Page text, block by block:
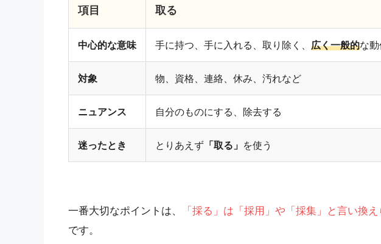
項目 取る
中心的な意味 手に持つ、手に入れる、取り除く、 広く一般的な
対象 物、資格、連絡、休み、汚れなど
ニュアンス 自分のものにする、除去する
迷ったとき とりあえず 「取る」 を使う
一番大切なポイントは、 「採る」は「採用」や「採集」と言い換
です。